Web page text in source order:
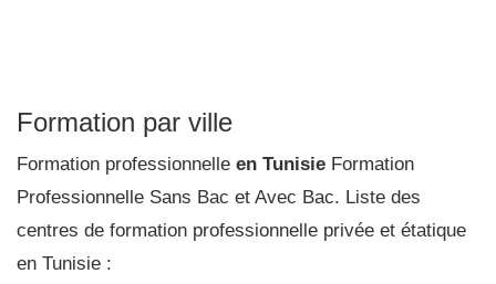
Formation par ville
Formation professionnelle en Tunisie Formation
Professionnelle Sans Bac et Avec Bac. Liste des
centres de formation professionnelle privée et étatique
en Tunisie :